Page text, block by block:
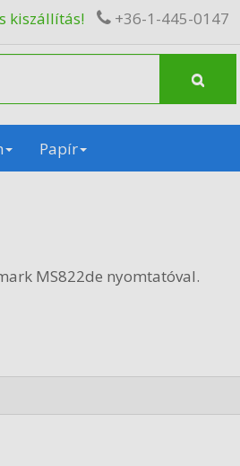
kiszállítás! +36-1-445-0147
Papír
MS822de nyomtatóval.